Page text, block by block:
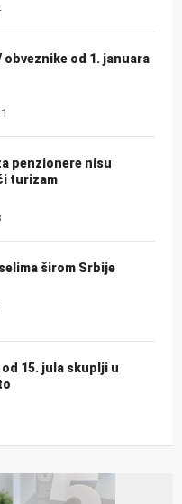
obveznike od 1. januara
penzionere nisu
turizam
širom Srbije
15. jula skuplji u